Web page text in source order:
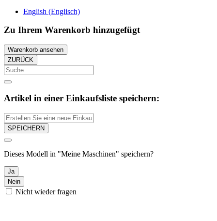
English (Englisch)
Zu Ihrem Warenkorb hinzugefügt
Warenkorb ansehen
ZURÜCK
Artikel in einer Einkaufsliste speichern:
SPEICHERN
Dieses Modell in "Meine Maschinen" speichern?
Ja
Nein
Nicht wieder fragen